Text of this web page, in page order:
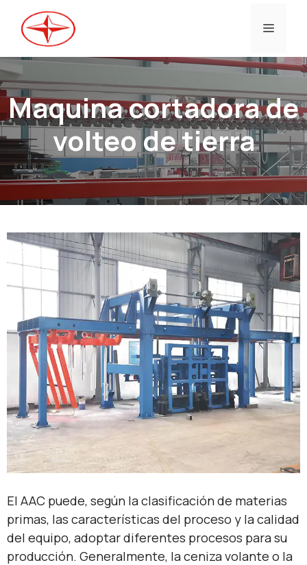
contenido
Menú
Maquina cortadora de
volteo de tierra
El AAC puede, según la clasificación de materias
primas, las características del proceso y la calidad
del equipo, adoptar diferentes procesos para su
producción. Generalmente, la ceniza volante o la